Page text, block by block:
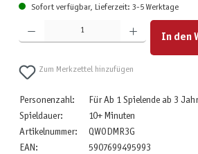
Sofort verfügbar, Lieferzeit: 3-5 Werktage
Produkt Anzahl: Gib den gewünschten Wert ein oder benutze
In den
Zum Merkzettel hinzufügen
Personenzahl:
Für Ab 1 Spielende ab 3
Spieldauer:
10+ Minuten
Artikelnummer:
QWODMR3G
EAN:
5907699495993